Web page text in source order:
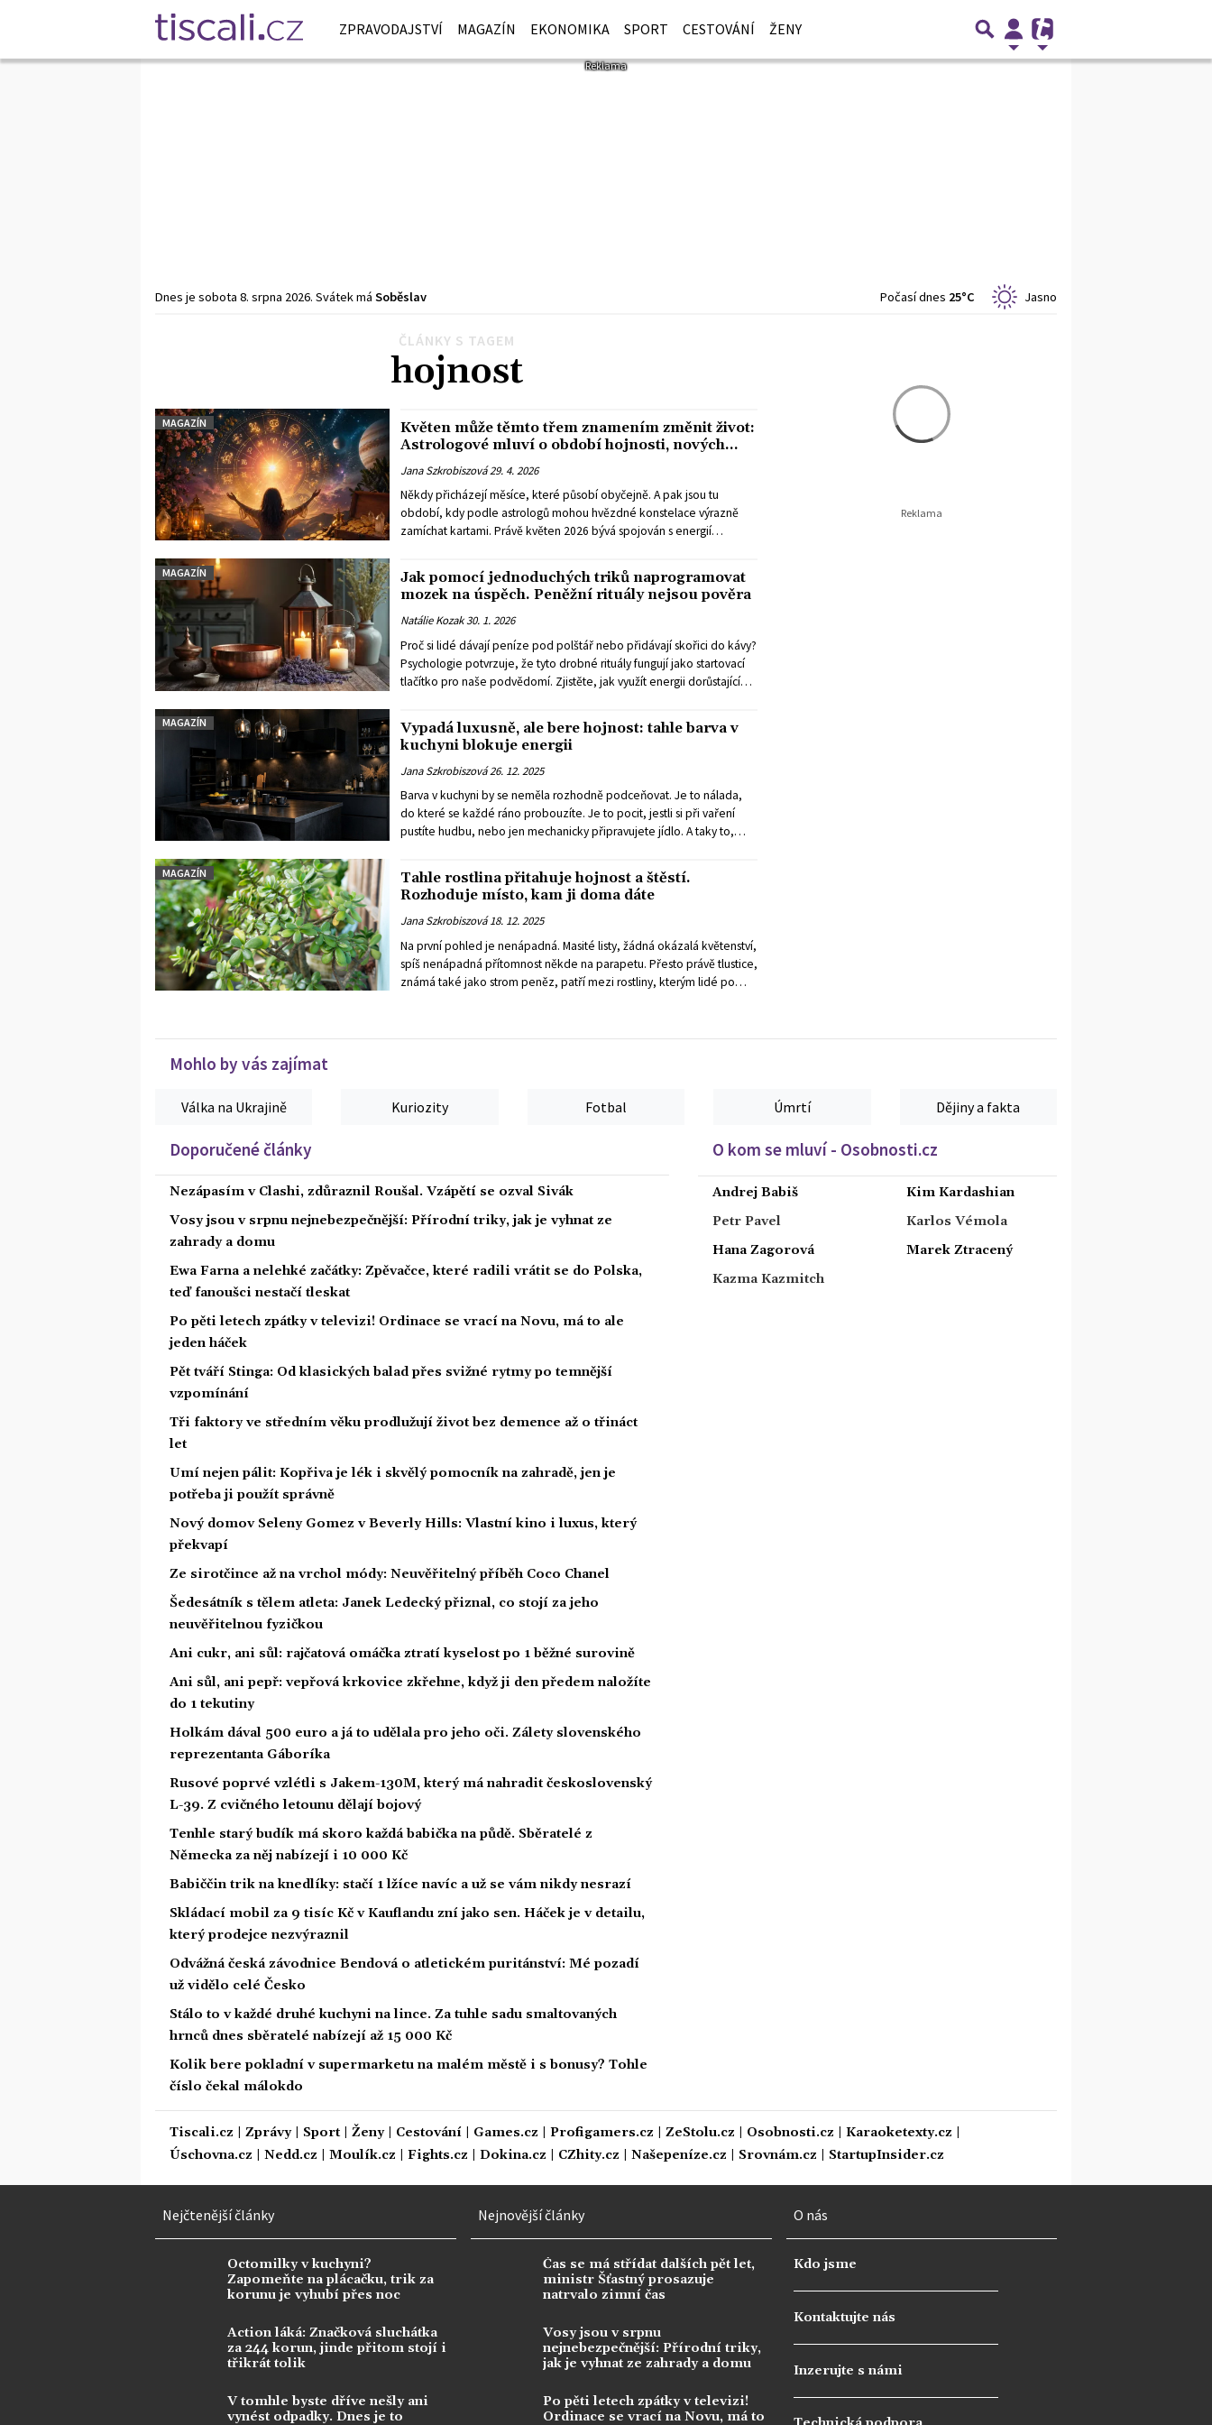
ZPRAVODAJSTVÍ MAGAZÍN EKONOMIKA SPORT CESTOVÁNÍ ŽENY
Dnes je sobota 8. srpna 2026. Svátek má Soběslav Počasí dnes 25°C Jasno
ČLÁNKY S TAGEM
hojnost
MAGAZÍN
Květen může těmto třem znamením změnit život:
Astrologové mluví o období hojnosti, nových
šancí a velkých obratů
Jana Szkrobiszová29. 4. 2026
Někdy přicházejí měsíce, které působí obyčejně. A pak jsou tu
období, kdy podle astrologů mohou hvězdné konstelace výrazně
zamíchat kartami. Právě květen 2026 bývá spojován s energií
financí, vztahů i osobního růstu.
MAGAZÍN
Jak pomocí jednoduchých triků naprogramovat
mozek na úspěch. Peněžní rituály nejsou pověra
Natálie Kozak 30. 1. 2026
Proč si lidé dávají peníze pod polštář nebo přidávají skořici do kávy?
Psychologie potvrzuje, že tyto drobné rituály fungují jako startovací
tlačítko pro naše podvědomí. Zjistěte, jak využít energii dorůstajícího
MAGAZÍN
Vypadá luxusně, ale bere hojnost: tahle barva v
kuchyni blokuje energii
Jana Szkrobiszová 26. 12. 2025
Barva v kuchyni by se neměla rozhodně podceňovat. Je to nálada,
do které se každé ráno probouzíte. Je to pocit, jestli si při vaření
pustíte hudbu, nebo jen mechanicky připravujete jídlo. A taky to,
MAGAZÍN
Tahle rostlina přitahuje hojnost a štěstí.
Rozhoduje místo, kam ji doma dáte
Jana Szkrobiszová 18. 12. 2025
Na první pohled je nenápadná. Masité listy, žádná okázalá květenství,
spíš nenápadná přítomnost někde na parapetu. Přesto právě tlustice,
známá také jako strom peněz, patří mezi rostliny, kterým lidé po
Mohlo by vás zajímat
Válka na Ukrajině Kuriozity Fotbal Úmrtí Dějiny a fakta
Doporučené články
Nezápasím v Clashi, zdůraznil Roušal. Vzápětí se ozval Sivák
Vosy jsou v srpnu nejnebezpečnější: Přírodní triky, jak je vyhnat ze
zahrady a domu
Ewa Farna a nelehké začátky: Zpěvačce, které radili vrátit se do Polska,
teď fanoušci nestačí tleskat
Po pěti letech zpátky v televizi! Ordinace se vrací na Novu, má to ale
jeden háček
Pět tváří Stinga: Od klasických balad přes svižné rytmy po temnější
vzpomínání
Tři faktory ve středním věku prodlužují život bez demence až o třináct
let
Umí nejen pálit: Kopřiva je lék i skvělý pomocník na zahradě, jen je
potřeba ji použít správně
Nový domov Seleny Gomez v Beverly Hills: Vlastní kino i luxus, který
překvapí
Ze sirotčince až na vrchol módy: Neuvěřitelný příběh Coco Chanel
Šedesátník s tělem atleta: Janek Ledecký přiznal, co stojí za jeho
neuvěřitelnou fyzičkou
Ani cukr, ani sůl: rajčatová omáčka ztratí kyselost po 1 běžné surovině
Ani sůl, ani pepř: vepřová krkovice zkřehne, když ji den předem naložíte
do 1 tekutiny
Holkám dával 500 euro a já to udělala pro jeho oči. Zálety slovenského
reprezentanta Gáboríka
Rusové poprvé vzlétli s Jakem-130M, který má nahradit československý
L-39. Z cvičného letounu dělají bojový
Tenhle starý budík má skoro každá babička na půdě. Sběratelé z
Německa za něj nabízejí i 10 000 Kč
Babiččin trik na knedlíky: stačí 1 lžíce navíc a už se vám nikdy nesrazí
Skládací mobil za 9 tisíc Kč v Kauflandu zní jako sen. Háček je v detailu,
který prodejce nezvýraznil
Odvážná česká závodnice Bendová o atletickém puritánství: Mé pozadí
už vidělo celé Česko
Stálo to v každé druhé kuchyni na lince. Za tuhle sadu smaltovaných
hrnců dnes sběratelé nabízejí až 15 000 Kč
Kolik bere pokladní v supermarketu na malém městě i s bonusy? Tohle
číslo čekal málokdo
O kom se mluví - Osobnosti.cz
Andrej Babiš
Petr Pavel
Hana Zagorová
Kazma Kazmitch
Kim Kardashian
Karlos Vémola
Marek Ztracený
Tiscali.cz Zprávy| Sport| Ženy| Cestování Games.cz Profigamers.cz ZeStolu.cz Osobnosti.cz Karaoketexty.cz
Úschovna.cz
Nedd.cz Moulík.cz Fights.cz Dokina.cz CZhity.cz Našepeníze.cz Srovnám.cz StartupInsider.cz
Nejčtenější články
Octomilky v kuchyni?
Zapomeňte na plácačku, trik za
korunu je vyhubí přes noc
Action láká: Značková sluchátka
za 244 korun, jinde přitom stojí i
třikrát tolik
V tomhle byste dříve nešly ani
vynést odpadky. Dnes je to
Nejnovější články
Čas se má střídat dalších pět let,
ministr Šťastný prosazuje
natrvalo zimní čas
Vosy jsou v srpnu
nejnebezpečnější: Přírodní triky,
jak je vyhnat ze zahrady a domu
Po pěti letech zpátky v televizi!
Ordinace se vrací na Novu, má to
O nás
Kdo jsme
Kontaktujte nás
Inzerujte s námi